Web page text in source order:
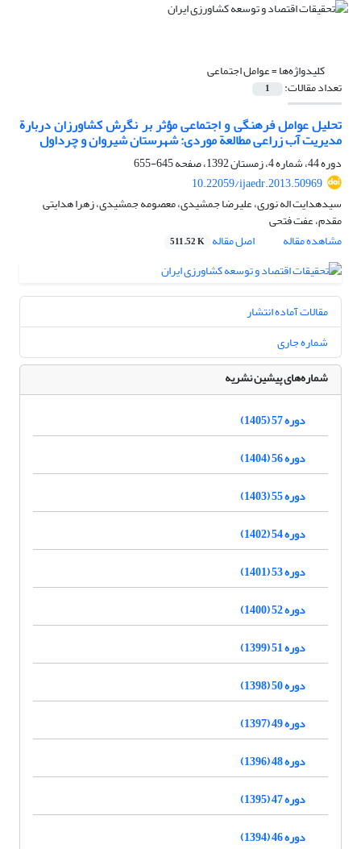
کلیدواژه‌ها =عوامل اجتماعی
تعداد مقالات: 1
تحلیل عوامل فرهنگی و اجتماعی مؤثر بر نگرش کشاورزان دربارة
مدیریت آب زراعی مطالعة موردی: شهرستان شیروان و چرداول
دوره 44، شماره 4، زمستان 1392، صفحه
645-655
10.22059/ijaedr.2013.50969
سیدهدایت اله نوری، علیرضا جمشیدی، معصومه جمشیدی، زهرا هدایتی
مقدم، عفت فتحی
مشاهده مقاله
اصل مقاله 511.52 K
مقالات آماده انتشار
شماره جاری
شماره‌های پیشین نشریه
دوره 57 (1405)
دوره 56 (1404)
دوره 55 (1403)
دوره 54 (1402)
دوره 53 (1401)
دوره 52 (1400)
دوره 51 (1399)
دوره 50 (1398)
دوره 49 (1397)
دوره 48 (1396)
دوره 47 (1395)
دوره 46 (1394)